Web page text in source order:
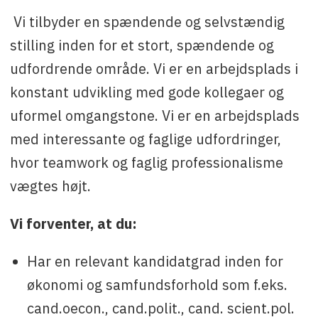
Vi tilbyder en spændende og selvstændig
stilling inden for et stort, spændende og
udfordrende område. Vi er en arbejdsplads i
konstant udvikling med gode kollegaer og
uformel omgangstone. Vi er en arbejdsplads
med interessante og faglige udfordringer,
hvor teamwork og faglig professionalisme
vægtes højt.
Vi forventer, at du:
Har en relevant kandidatgrad inden for
økonomi og samfundsforhold som f.eks.
cand.oecon., cand.polit., cand. scient.pol.